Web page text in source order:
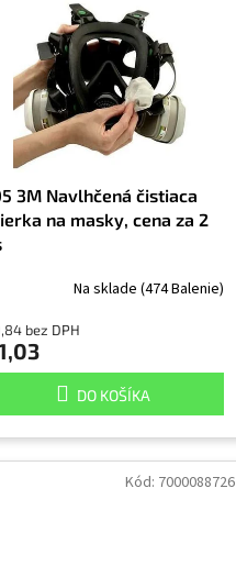
3M Navlhčená čistiaca
na masky, cena za 2
Na sklade (474 Balenie)
bez DPH
DO KOŠÍKA
Kód: 7000088726